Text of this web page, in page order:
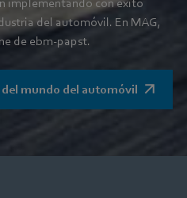
implementando con éxito
del automóvil. En MAG,
de ebm‑papst.
mundo del automóvil